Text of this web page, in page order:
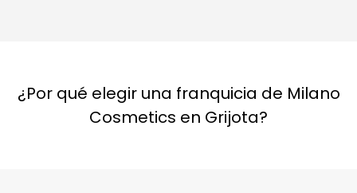
¿Por qué elegir una franquicia de Milano
Cosmetics en Grijota?